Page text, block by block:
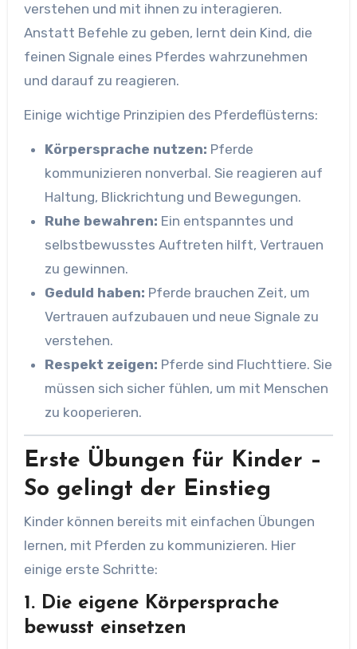
verstehen und mit ihnen zu interagieren.
Anstatt Befehle zu geben, lernt dein Kind, die
feinen Signale eines Pferdes wahrzunehmen
und darauf zu reagieren.
Einige wichtige Prinzipien des Pferdeflüsterns:
Körpersprache nutzen: Pferde
kommunizieren nonverbal. Sie reagieren auf
Haltung, Blickrichtung und Bewegungen.
Ruhe bewahren: Ein entspanntes und
selbstbewusstes Auftreten hilft, Vertrauen
zu gewinnen.
Geduld haben: Pferde brauchen Zeit, um
Vertrauen aufzubauen und neue Signale zu
verstehen.
Respekt zeigen: Pferde sind Fluchttiere. Sie
müssen sich sicher fühlen, um mit Menschen
zu kooperieren.
Erste Übungen für Kinder –
So gelingt der Einstieg
Kinder können bereits mit einfachen Übungen
lernen, mit Pferden zu kommunizieren. Hier
einige erste Schritte:
1. Die eigene Körpersprache
bewusst einsetzen